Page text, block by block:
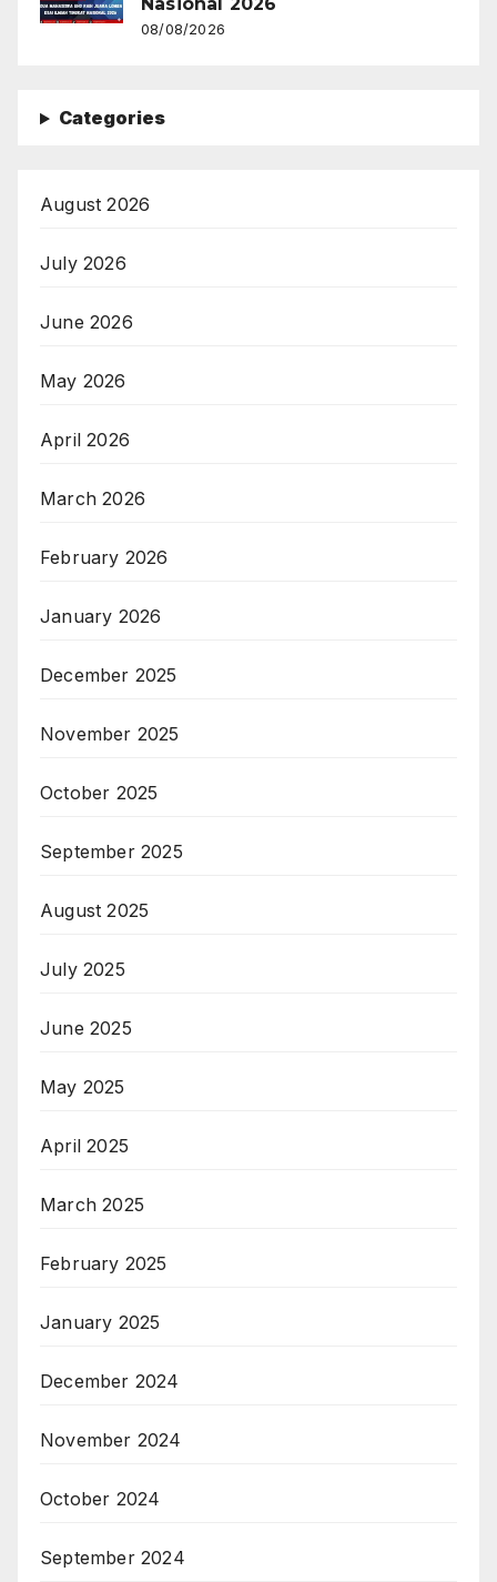
08/08/2026
Categories
August 2026
July 2026
June 2026
May 2026
April 2026
March 2026
February 2026
January 2026
December 2025
November 2025
October 2025
September 2025
August 2025
July 2025
June 2025
May 2025
April 2025
March 2025
February 2025
January 2025
December 2024
November 2024
October 2024
September 2024